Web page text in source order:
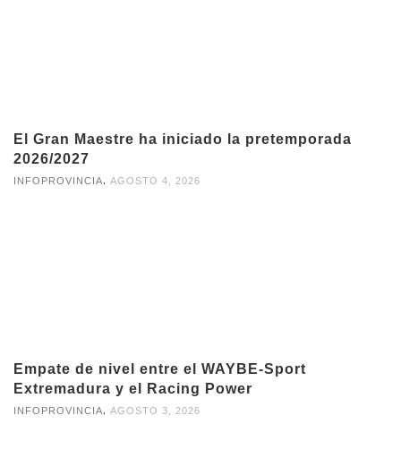
El Gran Maestre ha iniciado la pretemporada
2026/2027
INFOPROVINCIA AGOSTO 4, 2026
Empate de nivel entre el WAYBE-Sport
Extremadura y el Racing Power
INFOPROVINCIA AGOSTO 3, 2026